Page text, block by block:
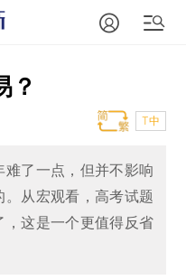
？
T中
了一点，但并不影响
从宏观看，高考试题
这是一个更值得反省